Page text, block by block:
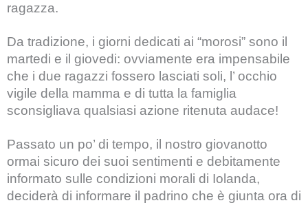
ragazza.
Da tradizione, i giorni dedicati ai “morosi” sono il
martedi e il giovedi: ovviamente era impensabile
che i due ragazzi fossero lasciati soli, l’ occhio
vigile della mamma e di tutta la famiglia
sconsigliava qualsiasi azione ritenuta audace!
Passato un po’ di tempo, il nostro giovanotto
ormai sicuro dei suoi sentimenti e debitamente
informato sulle condizioni morali di Iolanda,
deciderà di informare il padrino che è giunta ora di